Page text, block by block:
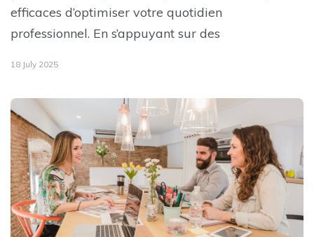
efficaces d’optimiser votre quotidien
professionnel. En s’appuyant sur des
18 July 2025